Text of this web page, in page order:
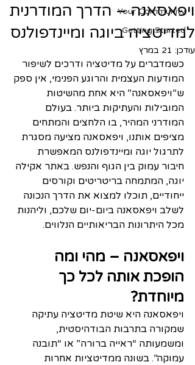
Your Community
Getting Started
ויפאסאנה – הדרך המודרנית
למדיטציה ביוגה ומיינדפולנס
עודכן: 21 במרץ
כשמדברים על מדיטציה ודרכים לשיפור
המודעות העצמית והרוגע הפנימי, אין ספק
ש”ויפאסאנה” היא אחת מהשיטות
המובילות והעתיקות ביותר. בעולם
המודרני המהיר, בו הלחצים והמתחים
מציפים אותנו, ויפאסאנה מציעה מסגרת
לתרגול יוגה ומיינדפולנס המאפשרת
חיבור עמוק בין הגוף והנפש. באתר אקילה
יוגה, המתמחה בריטריטים וקורסים
ייחודיים, תוכלו למצוא את הדרך הנכונה
לשלב ויפאסאנה ביום-יום שלכם, וליהנות
מכל היתרונות הבריאותיים הנלווים.
ויפאסאנה – מהי ומה
הופכת אותה לכל כך
מיוחדת?
ויפאסאנה היא שיטת מדיטציה עתיקה
שמקורה בתרבות הבודהיסטית,
ומשמעותה “ראייה ברורה” או “תובנה
עמוקה”. בשונה ממדיטציות אחרות